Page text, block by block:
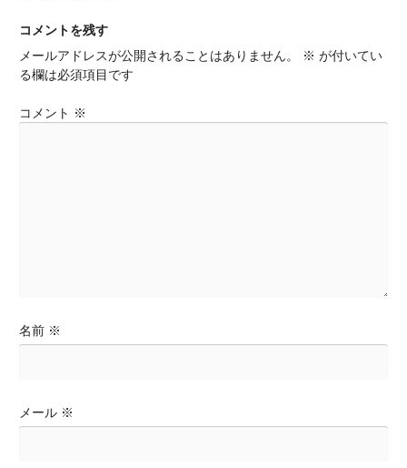
ナ
ビ
ゲ
シ
ョ
コメントを残す
メールアドレスが公開されることはありません。
※ が付いてい
る欄は必須項目です
コメント ※
名前 ※
メール ※